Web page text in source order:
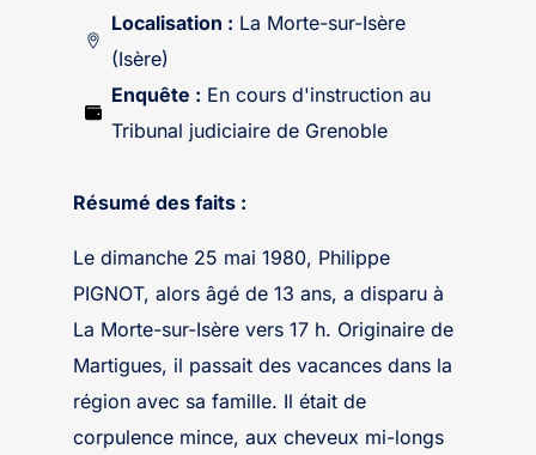
Localisation : La Morte-sur-Isère
(Isère)
Enquête : En cours d'instruction au
Tribunal judiciaire de Grenoble
Résumé des faits :
Le dimanche 25 mai 1980, Philippe
PIGNOT, alors âgé de 13 ans, a disparu à
La Morte-sur-Isère vers 17 h. Originaire de
Martigues, il passait des vacances dans la
région avec sa famille. Il était de
corpulence mince, aux cheveux mi-longs